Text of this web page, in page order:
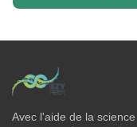
Avec l'aide de la